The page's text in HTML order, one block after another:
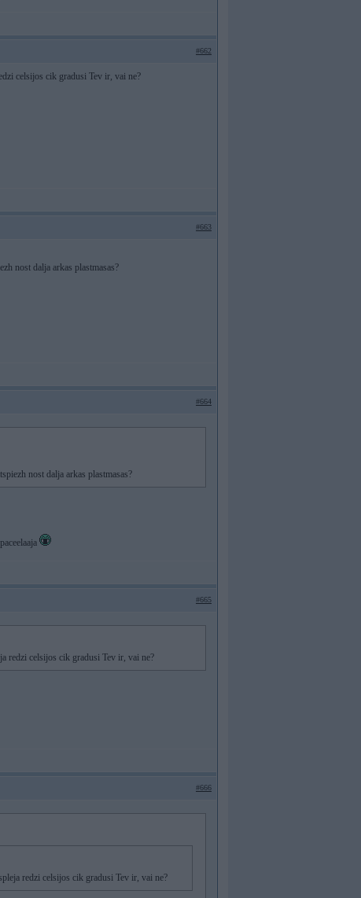
#662
celsijos cik gradusi Tev ir, vai ne?
#663
nost dalja arkas plastmasas?
#664
nost dalja arkas plastmasas?
#665
redzi celsijos cik gradusi Tev ir, vai ne?
#666
redzi celsijos cik gradusi Tev ir, vai ne?